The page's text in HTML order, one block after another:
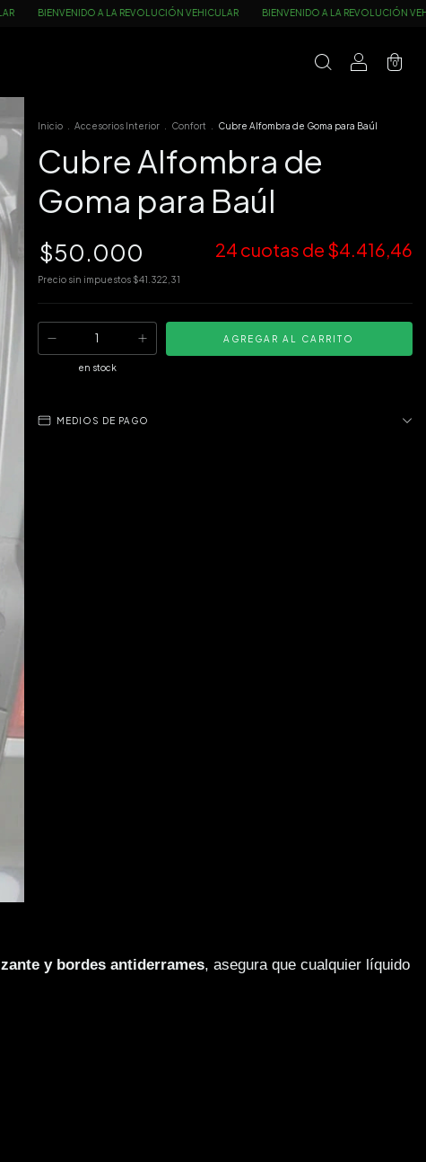
VEHICULAR BIENVENIDO A LA REVOLUCIÓN VEHICULAR
0
Inicio Accesorios Interior Confort Cubre Alfombra de Goma para Baúl
Cubre Alfombra de
Goma para Baúl
$50.000 24 cuotas de $4.416,46
Precio sin impuestos $41.322,31
en stock
MEDIOS DE PAGO
y bordes antiderrames, asegura que cualquier líquido